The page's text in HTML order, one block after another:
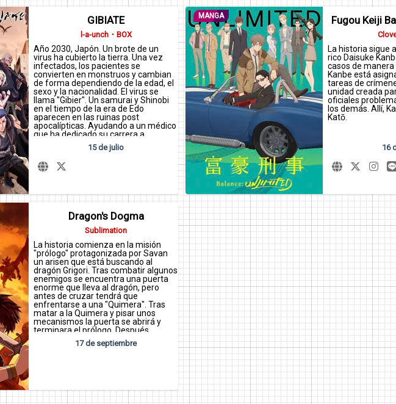
GIBIATE
l-a-unch・BOX
Año 2030, Japón. Un brote de un
virus ha cubierto la tierra. Una vez
infectados, los pacientes se
convierten en monstruos y cambian
de forma dependiendo de la edad, el
sexo y la nacionalidad. El virus se
llama "Gibier". Un samurai y Shinobi
en el tiempo de la era de Edo
aparecen en las ruinas post
apocalípticas. Ayudando a un médico
que ha dedicado su carrera a
investigar la cura para "Gibier",
hordas de Gibier después de ellos,
proscritos que atacan a los viajeros
por comida, ¡dondequiera que vayas,
15 de julio
MANGA Fugou Keiji
La historia sigue
rico Daisuke
casos de
Kanbe está
tareas de
unidad creada
oficiales
los demás. Allí,
Katō.
16
Dragon's Dogma
Sublimation
La historia comienza en la misión
"prólogo" protagonizada por Savan
un arisen que está buscando al
dragón Grigori. Tras combatir algunos
enemigos se encuentra una puerta
enorme que lleva al dragón, pero
antes de cruzar tendrá que
enfrentarse a una "Quimera". Tras
matar a la Quimera y pisar unos
mecanismos la puerta se abrirá y
terminara el prólogo. Después
tendremos que crear a nuestro
propio arisen.17 de septiembre